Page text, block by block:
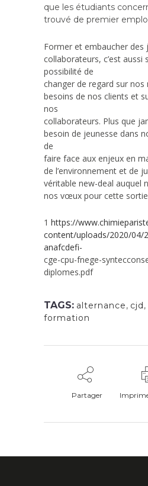
que les étudiants
trouvé de premier
Former et embaucher des
collaborateurs, c’est aussi
possibilité de
changer de regard sur nos
besoins de nos clients et
nos
collaborateurs. Plus que
besoin de jeunesse dans
de
faire face aux enjeux en
de l’environnement et de
véritable new-deal auquel
nos vœux pour cette sortie
1 https://
content/uploads/2020/04/
anafcdefi-
cge-cpu-fnege-
diplomes.pdf
TAGS: alternance, cjd,
formation
Partager